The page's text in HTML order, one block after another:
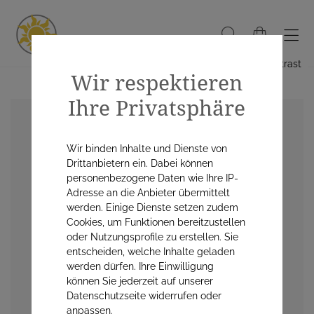
Hoher Kontrast
Wir respektieren
Ihre Privatsphäre
Wir binden Inhalte und Dienste von
Drittanbietern ein. Dabei können
personenbezogene Daten wie Ihre IP-
Adresse an die Anbieter übermittelt
werden. Einige Dienste setzen zudem
Cookies, um Funktionen bereitzustellen
oder Nutzungsprofile zu erstellen. Sie
entscheiden, welche Inhalte geladen
werden dürfen. Ihre Einwilligung
können Sie jederzeit auf unserer
Datenschutzseite widerrufen oder
anpassen.